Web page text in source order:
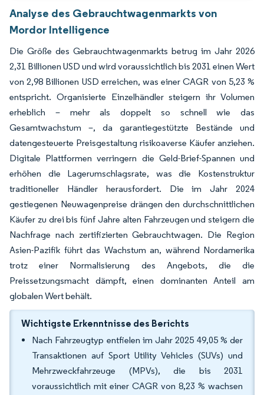
Analyse des Gebrauchtwagenmarkts von
Mordor Intelligence
Die Größe des Gebrauchtwagenmarkts betrug im Jahr 2026
2,31 Billionen USD und wird voraussichtlich bis 2031 einen Wert
von 2,98 Billionen USD erreichen, was einer CAGR von 5,23 %
entspricht. Organisierte Einzelhändler steigern ihr Volumen
erheblich – mehr als doppelt so schnell wie das
Gesamtwachstum –, da garantiegestützte Bestände und
datengesteuerte Preisgestaltung risikoaverse Käufer anziehen.
Digitale Plattformen verringern die Geld-Brief-Spannen und
erhöhen die Lagerumschlagsrate, was die Kostenstruktur
traditioneller Händler herausfordert. Die im Jahr 2024
gestiegenen Neuwagenpreise drängen den durchschnittlichen
Käufer zu drei bis fünf Jahre alten Fahrzeugen und steigern die
Nachfrage nach zertifizierten Gebrauchtwagen. Die Region
Asien-Pazifik führt das Wachstum an, während Nordamerika
trotz einer Normalisierung des Angebots, die die
Preissetzungsmacht dämpft, einen dominanten Anteil am
globalen Wert behält.
Wichtigste Erkenntnisse des Berichts
Nach Fahrzeugtyp entfielen im Jahr 2025 49,05 % der
Transaktionen auf Sport Utility Vehicles (SUVs) und
Mehrzweckfahrzeuge (MPVs), die bis 2031
voraussichtlich mit einer CAGR von 8,23 % wachsen